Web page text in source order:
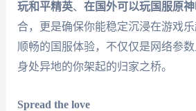
玩和平精英、 在国外可以玩国服原
合，更是确保你能稳定沉浸在游戏乐
顺畅的国服体验，不仅仅是网络参
身处异地的你架起的归家之桥。
Spread the love